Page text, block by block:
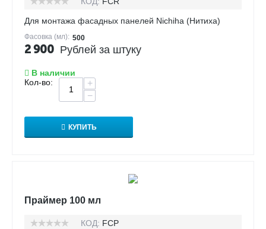
Для монтажа фасадных панелей Nichiha (Нитиха)
Фасовка (мл): 500
2 900 Рублей за штуку
В наличии
Кол-во:
+
−
КУПИТЬ
Праймер 100 мл
КОД: FCP